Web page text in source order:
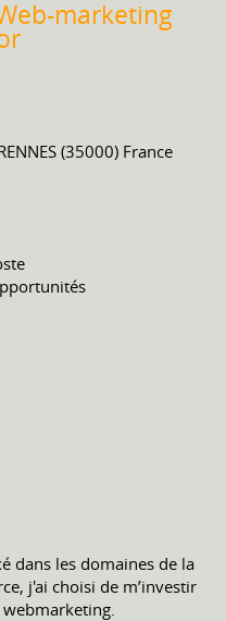
marketing
(35000) France
dans les domaines de la
j'ai choisi de m’investir